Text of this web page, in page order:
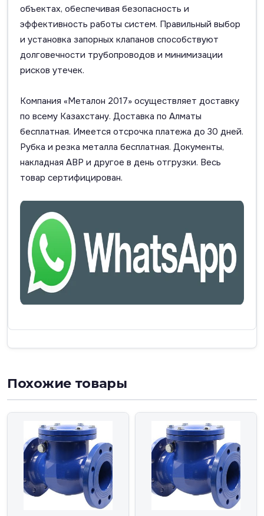
объектах, обеспечивая безопасность и
эффективность работы систем. Правильный выбор
и установка запорных клапанов способствуют
долговечности трубопроводов и минимизации
рисков утечек.
Компания «Металон 2017» осуществляет доставку
по всему Казахстану. Доставка по Алматы
бесплатная. Имеется отсрочка платежа до 30 дней.
Рубка и резка металла бесплатная. Документы,
накладная АВР и другое в день отгрузки. Весь
товар сертифицирован.
Похожие товары